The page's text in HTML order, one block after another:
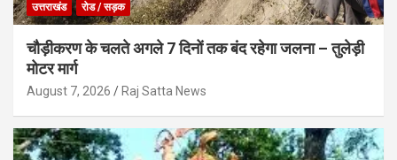
उत्तराखंड रोड / सड़क
चौड़ीकरण के चलते अगले 7 दिनों तक बंद रहेगा जलना – तुलेड़ी
मोटर मार्ग
August 7, 2026 Raj Satta News